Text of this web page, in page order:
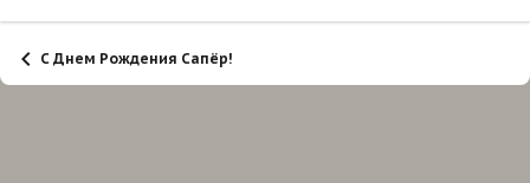
С Днем Рождения Сапёр!